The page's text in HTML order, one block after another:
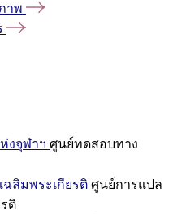
าพ
งจุฬาฯ ศูนย์ทดสอบทาง
ลิมพระเกียรติ ศูนย์การแปล
ติ